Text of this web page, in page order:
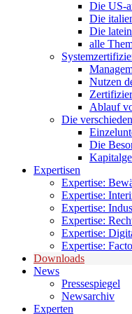
Die US-
Die
Die
alle
Nutzen
Ablauf
Die
Die
Expertisen
Expertise:
Expertise:
Expertise:
Expertise:
Expertise:
Expertise:
Downloads
News
Pressespiegel
Newsarchiv
Experten